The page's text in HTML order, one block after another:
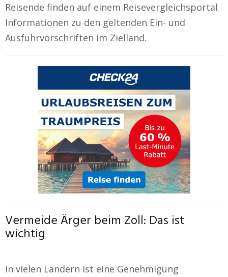
Reisende finden auf einem Reisevergleichsportal
Informationen zu den geltenden Ein- und
Ausfuhrvorschriften im Zielland.
Vermeide Ärger beim Zoll: Das ist
wichtig
In vielen Ländern ist eine Genehmigung